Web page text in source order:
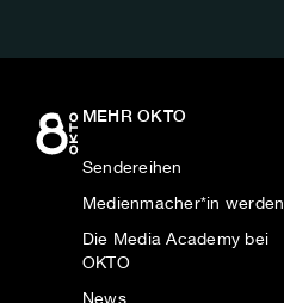
MEHR OKTO
Sendereihen
Medienmacher*in werden
Die Media Academy bei
OKTO